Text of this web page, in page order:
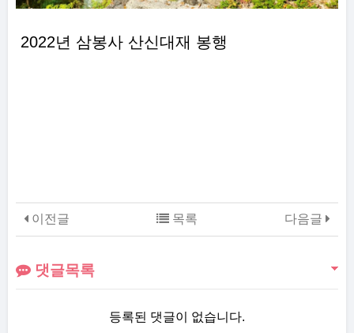
2022년 삼봉사 산신대재 봉행
이전글 다음글
목록
댓글목록
등록된 댓글이 없습니다.